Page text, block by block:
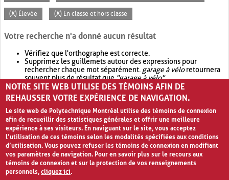
(X) Élevée (X) En classe et hors classe
Votre recherche n'a donné aucun résultat
Vérifiez que l'orthographe est correcte.
Supprimez les guillemets autour des expressions pour
rechercher chaque mot séparément. garage à véloretournera
souvent plus de résultat que"garage à vélo".
Envisagez d'élargir votre recherche avec OR.garage OR vélo
retournera souvent plus de résultat quegarage à vélo
NOTRE SITE WEB UTILISE DES TÉMOINS AFIN DE
REHAUSSER VOTRE EXPÉRIENCE DE NAVIGATION.
Le site web de Polytechnique Montréal utilise des témoins de connexion
afin de recueillir des statistiques générales et offrir une meilleure
expérience à ses visiteurs. En naviguant sur le site, vous acceptez
l’utilisation de ces témoins selon les modalités spécifiées aux conditions
d’utilisation. Vous pouvez refuser les témoins de connexion en modifiant
vos paramètres de navigation. Pour en savoir plus sur le recours aux
témoins de connexion et sur la protection de vos renseignements
personnels,cliquez ici.